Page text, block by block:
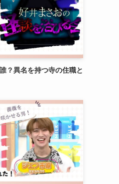
？異名を持つ寺の住職と